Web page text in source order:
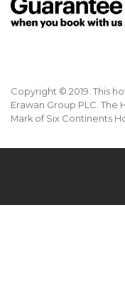
Copyright © 2019. This
Erawan Group PLC.
Mark of Six Continents